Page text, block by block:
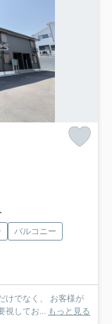
バルコニー
けでなく、 お客様が
視してお... もっと見る